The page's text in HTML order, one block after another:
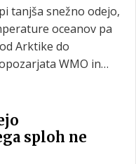
tanjša snežno odejo,
oceanov pa
Arktike do
WMO in
sploh ne